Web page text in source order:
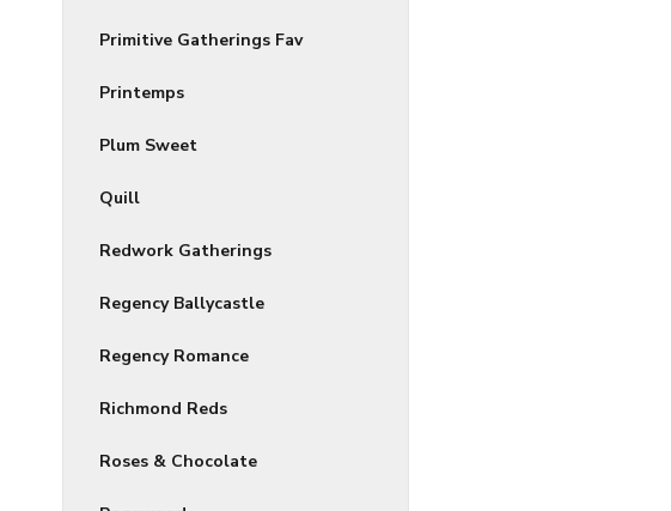
Primitive Gatherings Fav
Printemps
Plum Sweet
Quill
Redwork Gatherings
Regency Ballycastle
Regency Romance
Richmond Reds
Roses & Chocolate